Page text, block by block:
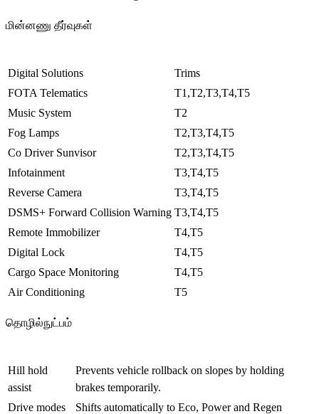
மின்னணு தீர்வுகள்
Digital Solutions
Trims
FOTA Telematics
T1,T2,T3,T4,T5
Music System
T2
Fog Lamps
T2,T3,T4,T5
Co Driver Sunvisor
T2,T3,T4,T5
Infotainment
T3,T4,T5
Reverse Camera
T3,T4,T5
DSMS+ Forward Collision Warning T3,T4,T5
Remote Immobilizer
T4,T5
Digital Lock
T4,T5
Cargo Space Monitoring
T4,T5
Air Conditioning
T5
தொழில்நுட்பம்
Hill hold
assist
Prevents vehicle rollback on slopes by holding
brakes temporarily.
Drive modes
Shifts automatically to Eco, Power and Regen